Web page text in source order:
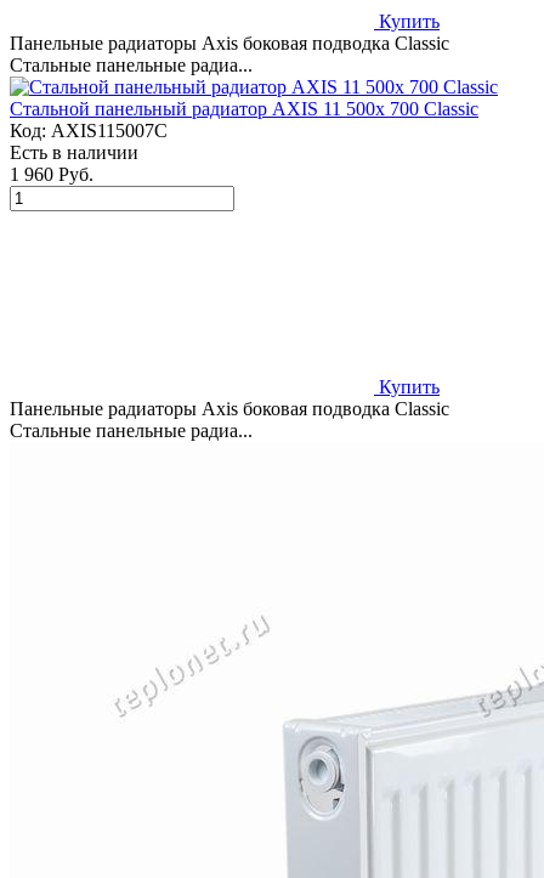
Купить
Панельные радиаторы Axis боковая подводка Classic
Стальные панельные радиа...
Стальной панельный радиатор AXIS 11 500x 700 Classic
Код: AXIS115007C
Есть в наличии
1 960 Руб.
Купить
Панельные радиаторы Axis боковая подводка Classic
Стальные панельные радиа...